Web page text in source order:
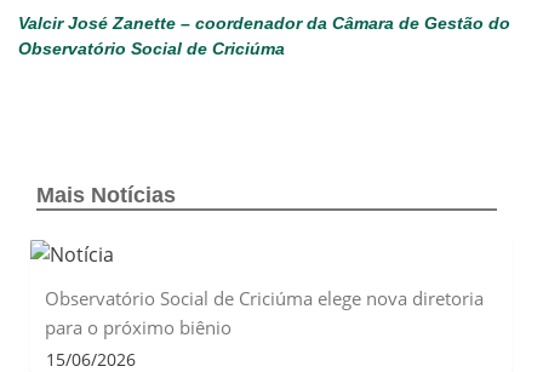
Valcir José Zanette – coordenador da Câmara de Gestão do
Observatório Social de Criciúma
Mais Notícias
Observatório Social de Criciúma elege nova diretoria
para o próximo biênio
15/06/2026